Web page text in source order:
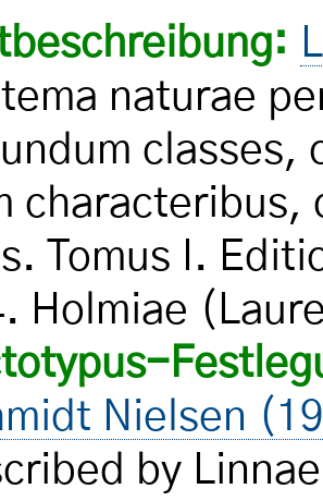
naturae
classes,
characteribus,
Tomus I.
Holmiae
Nielsen
by